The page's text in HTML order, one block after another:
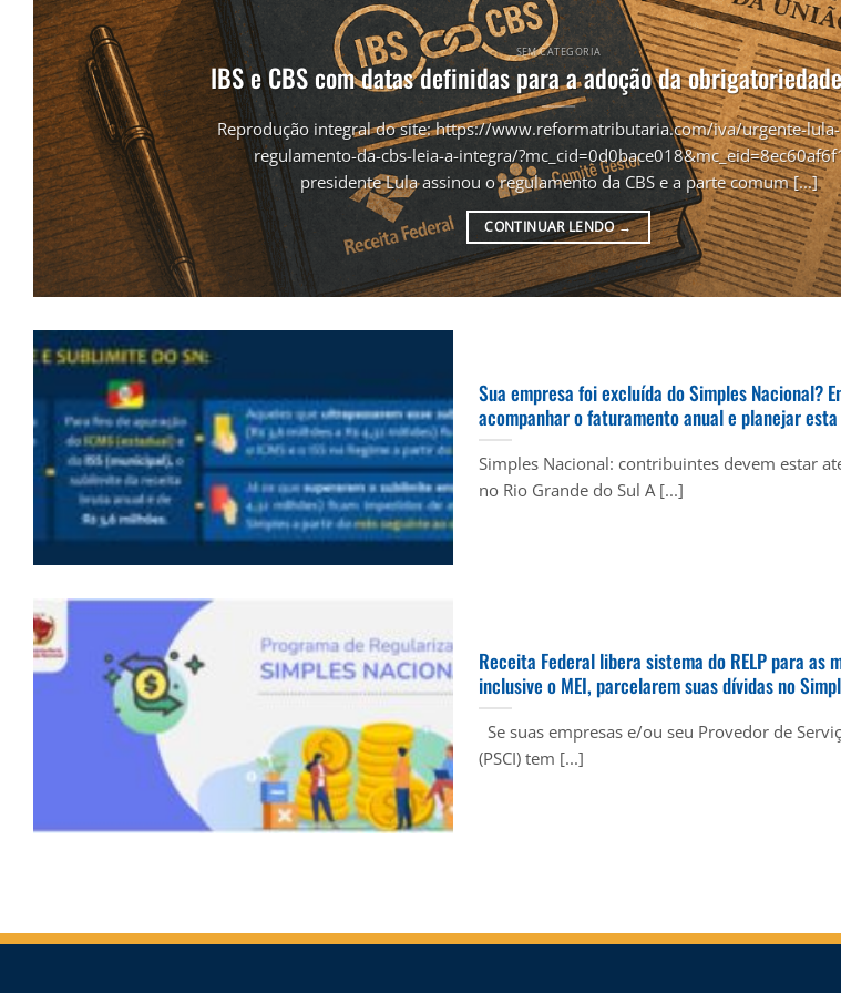
SEM CATEGORIA
IBS e CBS com datas definidas para a adoção da
Reprodução integral do site: https://www.reformatributaria.com/iva/urgente-
regulamento-da-cbs-leia-a-integra/
presidente Lula assinou o regulamento da CBS e a parte comum [...]
CONTINUAR LENDO→
Sua empresa foi excluída do Simples Nacional?
acompanhar o faturamento anual e planejar
Simples Nacional: contribuintes devem estar
no Rio Grande do Sul A [...]
Receita Federal libera sistema do RELP para as
inclusive o MEI, parcelarem suas dívidas no
Se suas empresas e/ou seu Provedor de
(PSCI) tem [...]